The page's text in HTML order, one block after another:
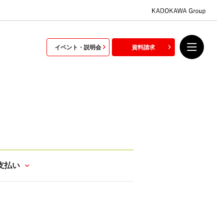
イベント・説明会 資料請求
払い